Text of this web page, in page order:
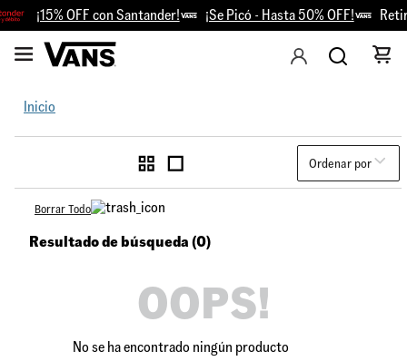
¡15% OFF con Santander! ¡Se Picó - Hasta 50% OFF!
Inicio
Ordenar por
Borrar Todo
Resultado de búsqueda (0)
OOPS!
No se ha encontrado ningún producto